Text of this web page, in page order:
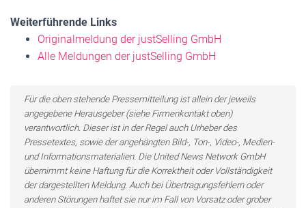
Weiterführende Links
Originalmeldung der justSelling GmbH
Alle Meldungen der justSelling GmbH
Für die oben stehende Pressemitteilung ist allein der jeweils
angegebene Herausgeber (siehe Firmenkontakt oben)
verantwortlich. Dieser ist in der Regel auch Urheber des
Pressetextes, sowie der angehängten Bild-, Ton-, Video-, Medien-
und Informationsmaterialien. Die United News Network GmbH
übernimmt keine Haftung für die Korrektheit oder Vollständigkeit
der dargestellten Meldung. Auch bei Übertragungsfehlern oder
anderen Störungen haftet sie nur im Fall von Vorsatz oder grober